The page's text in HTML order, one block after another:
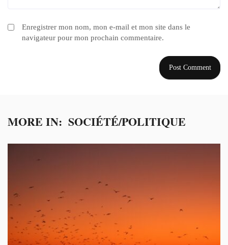
Enregistrer mon nom, mon e-mail et mon site dans le
navigateur pour mon prochain commentaire.
MORE IN: SOCIÉTÉ/POLITIQUE